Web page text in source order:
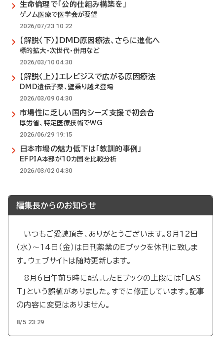
生命倫理で「公的仕組み構築を」
ゲノム医療で医学会が要望
2026/07/23 10:22
【解説〈下〉】DMD原因療法、さらに進化へ
標的拡大・次世代・併用など
2026/03/10 04:30
【解説〈上〉】エレビジスで広がる原因療法
DMD遺伝子薬、壁乗り越え登場
2026/03/09 04:30
市場性に乏しい国内シーズ支援で初会合
厚労省、特定医療技術でWG
2026/06/29 19:15
日本市場の魅力低下は「教訓的事例」
EFPIA本部が10カ国を比較分析
2026/03/02 04:30
編集長からのお知らせ
いつもご愛読頂き、ありがとうございます。8月12日
（水）～14日（金）は日刊薬業のEブックを休刊に致しま
す。ウェブサイトは随時更新します。
8月6日午前5時に配信したEブックの上段には「LAS
T」という誤植がありました。すでに修正しています。記事
の内容に変更はありません。
8/5 23:29